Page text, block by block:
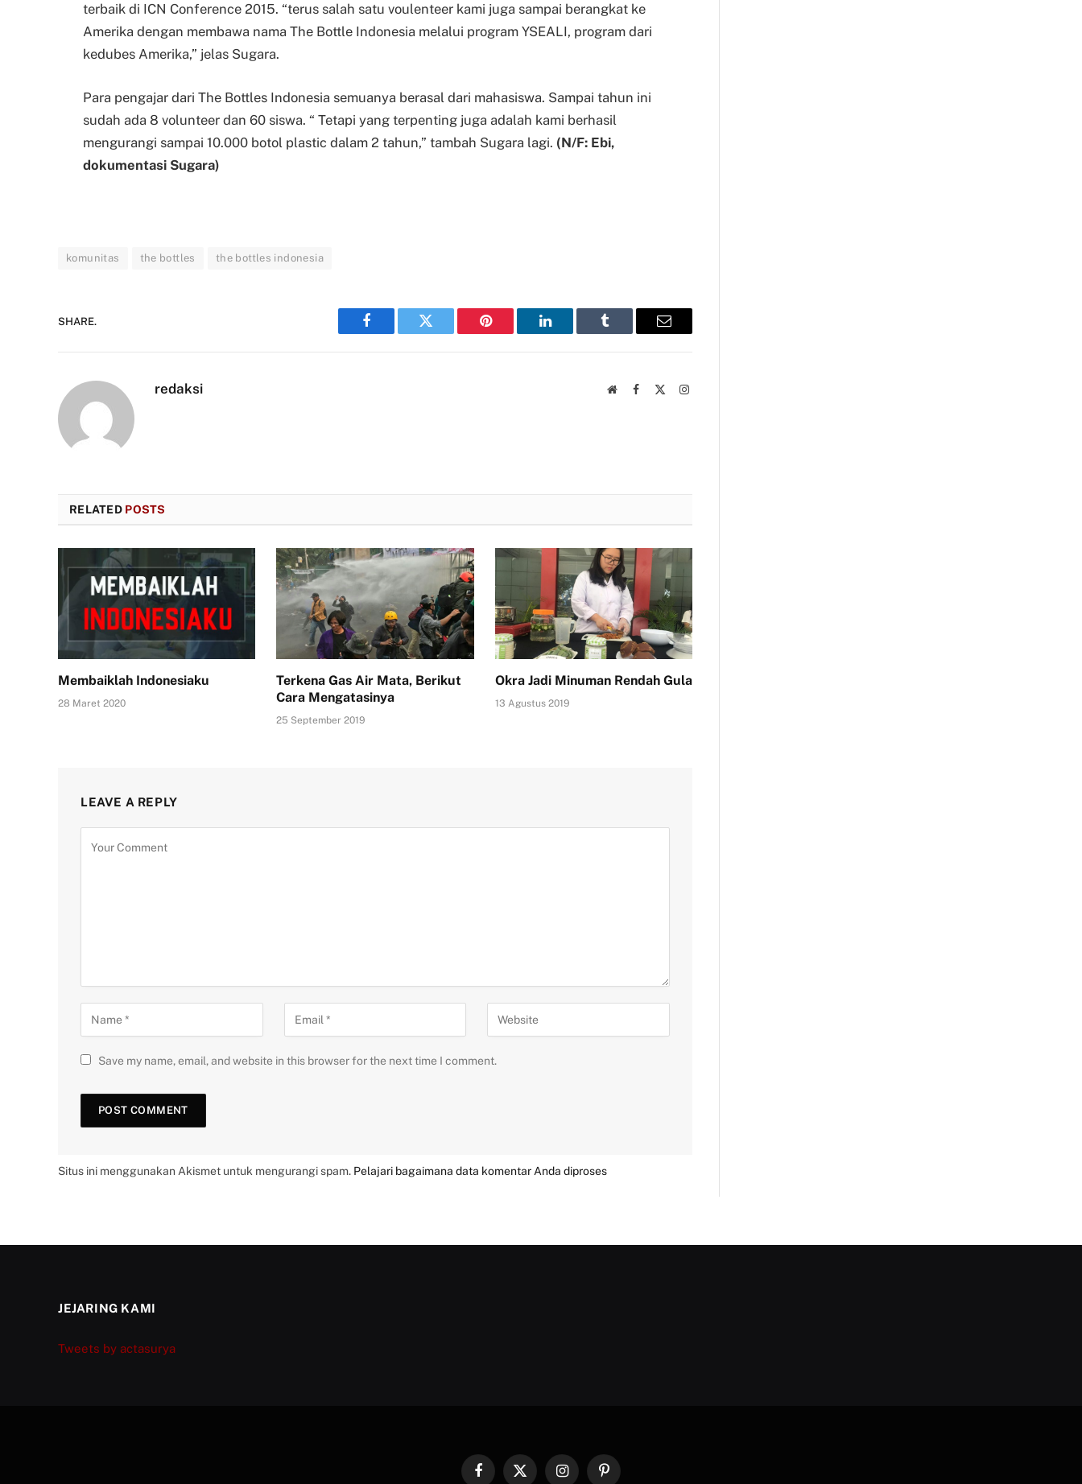
terbaik di ICN Conference 2015. “terus salah satu voulenteer kami juga sampai berangkat ke
Amerika dengan membawa nama The Bottle Indonesia melalui program YSEALI, program dari
kedubes Amerika,” jelas Sugara.
Para pengajar dari The Bottles Indonesia semuanya berasal dari mahasiswa. Sampai tahun ini
sudah ada 8 volunteer dan 60 siswa. “ Tetapi yang terpenting juga adalah kami berhasil
mengurangi sampai 10.000 botol plastic dalam 2 tahun,” tambah Sugara lagi. (N/F: Ebi,
dokumentasi Sugara)
komunitas the bottles the bottles indonesia
SHARE.
Facebook Twitter Pinterest LinkedIn Tumblr Email
redaksi WebsiteFacebook Instagram
RELATED POSTS
Membaiklah Indonesiaku
28 Maret 2020
Terkena Gas Air Mata, Berikut
Cara Mengatasinya
25 September 2019
Okra Jadi Minuman Rendah Gula
13 Agustus 2019
LEAVE A REPLY
Save my name, email, and website in this browser for the next time I comment.
Situs ini menggunakan Akismet untuk mengurangi spam. Pelajari bagaimana data komentar Anda diproses
JEJARING KAMI
Tweets by actasurya
FacebookX InstagramPinterest